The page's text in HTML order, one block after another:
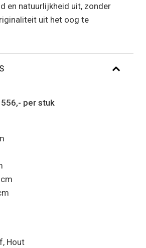
en natuurlijkheid uit, zonder
uit het oog te
per stuk
Hout